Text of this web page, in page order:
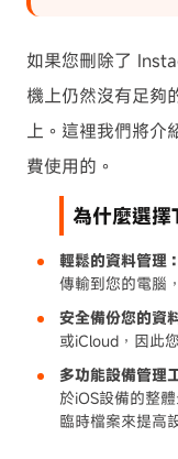
如果您刪除了
機上仍然沒有足夠
上。這裡我們將介
費使用的。
為什麼選
輕鬆的資料管理：
傳輸到您的電腦
安全備份您的資
或iCloud，因此
多功能設備管理
於iOS設備的整
臨時檔案來提高